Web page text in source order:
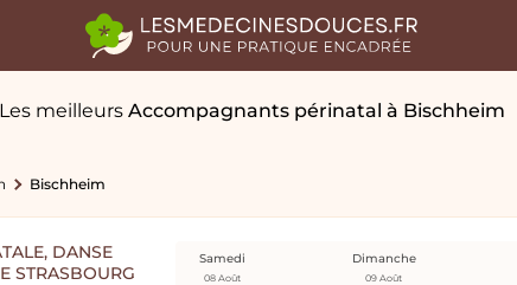
Les meilleurs Accompagnants périnatal à Bischheim
Bischheim
DANSE
STRASBOURG
Samedi
08 Août
Dimanche
09 Août